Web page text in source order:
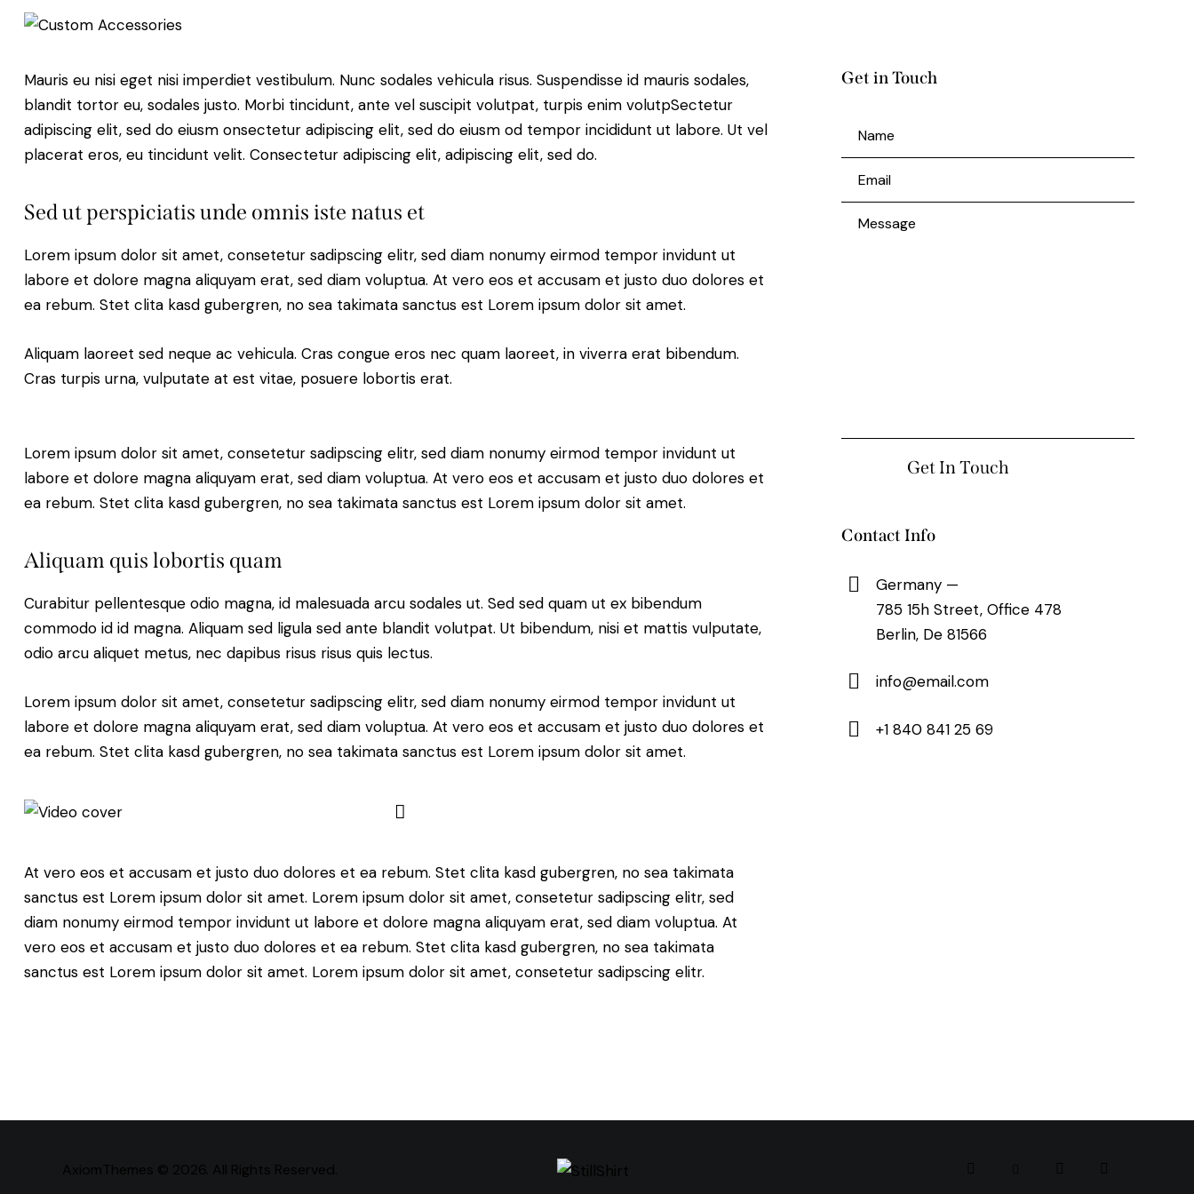
Mauris eu nisi eget nisi imperdiet vestibulum. Nunc sodales vehicula risus. Suspendisse id mauris sodales,
blandit tortor eu, sodales justo. Morbi tincidunt, ante vel suscipit volutpat, turpis enim volutpSectetur
adipiscing elit, sed do eiusm onsectetur adipiscing elit, sed do eiusm od tempor incididunt ut labore. Ut vel
placerat eros, eu tincidunt velit. Consectetur adipiscing elit, adipiscing elit, sed do.
Sed ut perspiciatis unde omnis iste natus et
Lorem ipsum dolor sit amet, consetetur sadipscing elitr, sed diam nonumy eirmod tempor invidunt ut
labore et dolore magna aliquyam erat, sed diam voluptua. At vero eos et accusam et justo duo dolores et
ea rebum. Stet clita kasd gubergren, no sea takimata sanctus est Lorem ipsum dolor sit amet.
Aliquam laoreet sed neque ac vehicula. Cras congue eros nec quam laoreet, in viverra erat bibendum.
Cras turpis urna, vulputate at est vitae, posuere lobortis erat.
Lorem ipsum dolor sit amet, consetetur sadipscing elitr, sed diam nonumy eirmod tempor invidunt ut
labore et dolore magna aliquyam erat, sed diam voluptua. At vero eos et accusam et justo duo dolores et
ea rebum. Stet clita kasd gubergren, no sea takimata sanctus est Lorem ipsum dolor sit amet.
Aliquam quis lobortis quam
Curabitur pellentesque odio magna, id malesuada arcu sodales ut. Sed sed quam ut ex bibendum
commodo id id magna. Aliquam sed ligula sed ante blandit volutpat. Ut bibendum, nisi et mattis vulputate,
odio arcu aliquet metus, nec dapibus risus risus quis lectus.
Lorem ipsum dolor sit amet, consetetur sadipscing elitr, sed diam nonumy eirmod tempor invidunt ut
labore et dolore magna aliquyam erat, sed diam voluptua. At vero eos et accusam et justo duo dolores et
ea rebum. Stet clita kasd gubergren, no sea takimata sanctus est Lorem ipsum dolor sit amet.
At vero eos et accusam et justo duo dolores et ea rebum. Stet clita kasd gubergren, no sea takimata
sanctus est Lorem ipsum dolor sit amet. Lorem ipsum dolor sit amet, consetetur sadipscing elitr, sed
diam nonumy eirmod tempor invidunt ut labore et dolore magna aliquyam erat, sed diam voluptua. At
vero eos et accusam et justo duo dolores et ea rebum. Stet clita kasd gubergren, no sea takimata
sanctus est Lorem ipsum dolor sit amet. Lorem ipsum dolor sit amet, consetetur sadipscing elitr.
Get in Touch
Contact Info
Germany —
785 15h Street, Office 478
Berlin, De 81566
info@email.com
+1 840 841 25 69